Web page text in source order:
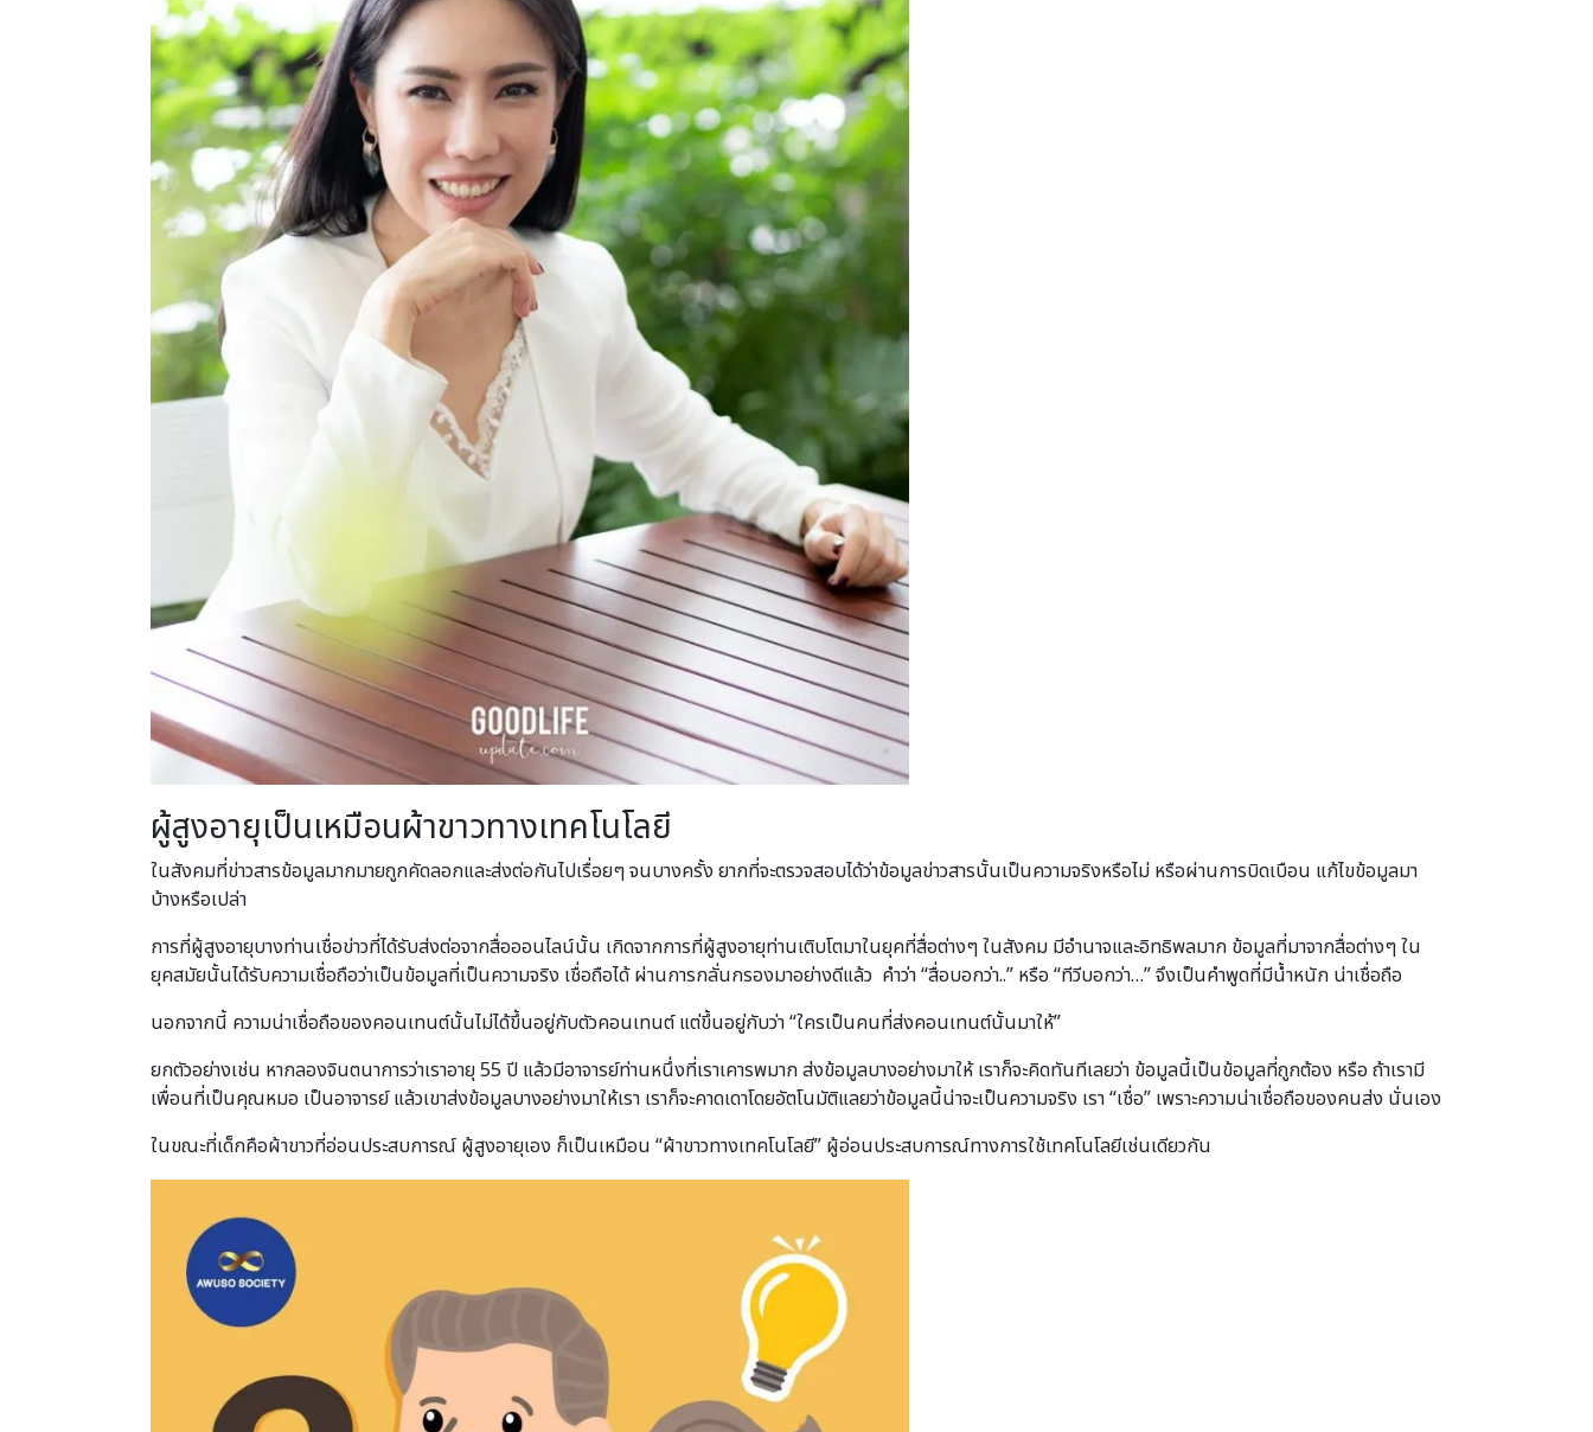
ผู้สูงอายุเป็นเหมือนผ้าขาวทางเทคโนโลยี
ในสังคมที่ข่าวสารข้อมูลมากมายถูกคัดลอกและส่งต่อกันไปเรื่อยๆ จนบางครั้ง ยากที่จะตรวจสอบได้ว่าข้อมูลข่าวสารนั้นเป็นความจริงหรือไม่ หรือผ่านการบิดเบือน แก้ไขข้อมูลมา
บ้างหรือเปล่า
การที่ผู้สูงอายุบางท่านเชื่อข่าวที่ได้รับส่งต่อจากสื่อออนไลน์นั้น เกิดจากการที่ผู้สูงอายุท่านเติบโตมาในยุคที่สื่อต่างๆ ในสังคม มีอำนาจและอิทธิพลมาก ข้อมูลที่มาจากสื่อต่างๆ ใน
ยุคสมัยนั้นได้รับความเชื่อถือว่าเป็นข้อมูลที่เป็นความจริง เชื่อถือได้ ผ่านการกลั่นกรองมาอย่างดีแล้ว คำว่า “สื่อบอกว่า..” หรือ “ทีวีบอกว่า…” จึงเป็นคำพูดที่มีน้ำหนัก น่าเชื่อถือ
นอกจากนี้ ความน่าเชื่อถือของคอนเทนต์นั้นไม่ได้ขึ้นอยู่กับตัวคอนเทนต์ แต่ขึ้นอยู่กับว่า “ใครเป็นคนที่ส่งคอนเทนต์นั้นมาให้”
ยกตัวอย่างเช่น หากลองจินตนาการว่าเราอายุ 55 ปี แล้วมีอาจารย์ท่านหนึ่งที่เราเคารพมาก ส่งข้อมูลบางอย่างมาให้ เราก็จะคิดทันทีเลยว่า ข้อมูลนี้เป็นข้อมูลที่ถูกต้อง หรือ ถ้าเรามี
เพื่อนที่เป็นคุณหมอ เป็นอาจารย์ แล้วเขาส่งข้อมูลบางอย่างมาให้เรา เราก็จะคาดเดาโดยอัตโนมัติแลยว่าข้อมูลนี้น่าจะเป็นความจริง เรา “เชื่อ” เพราะความน่าเชื่อถือของคนส่ง นั่นเอง
ในขณะที่เด็กคือผ้าขาวที่อ่อนประสบการณ์ ผู้สูงอายุเอง ก็เป็นเหมือน “ผ้าขาวทางเทคโนโลยี” ผู้อ่อนประสบการณ์ทางการใช้เทคโนโลยีเช่นเดียวกัน